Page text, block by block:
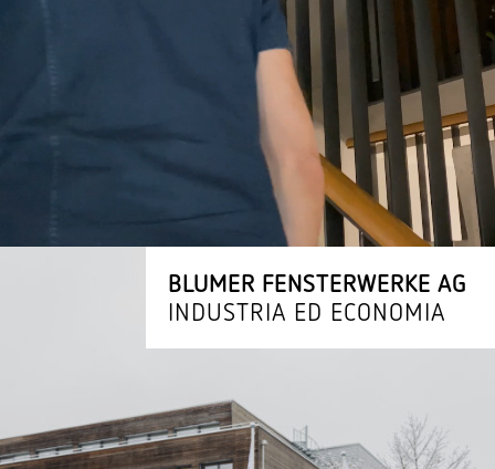
BLUMER FENSTER­WERKE AG
INDUSTRIA ED ECONOMIA